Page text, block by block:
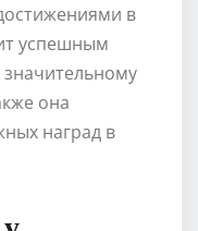
в
успешным
она
наград в